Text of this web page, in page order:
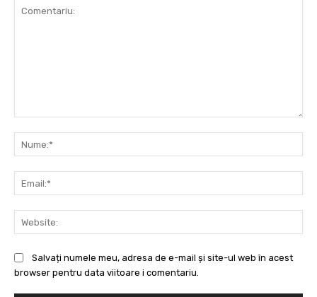
Salvați numele meu, adresa de e-mail și site-ul web în acest
browser pentru data viitoare i comentariu.